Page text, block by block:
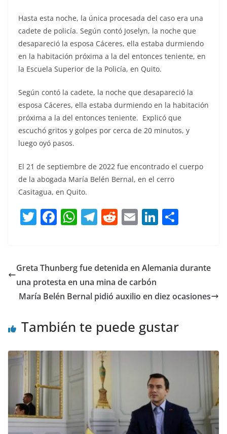
Hasta esta noche, la única procesada del caso era una
cadete de policía. Según contó Joselyn, la noche que
desapareció la esposa Cáceres, ella estaba durmiendo
en la habitación próxima a la del entonces teniente, en
la Escuela Superior de la Policía, en Quito.
Según contó la cadete, la noche que desapareció la
esposa Cáceres, ella estaba durmiendo en la habitación
próxima a la del entonces teniente. Explicó que
escuchó gritos y golpes por cerca de 20 minutos, y
luego oyó pasos.
El 21 de septiembre de 2022 fue encontrado el cuerpo
de la abogada María Belén Bernal, en el cerro
Casitagua, en Quito.
T
er
F
e
b
o
k
W
s
A
p
T
gr
a
m
R
di
t
E
l
Li
e
n
p
tir
Greta Thunberg fue detenida en Alemania durante
una protesta en una mina de carbón
María Belén Bernal pidió auxilio en diez ocasiones
También te puede gustar